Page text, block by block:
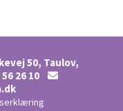
50, Taulov,
26 10 